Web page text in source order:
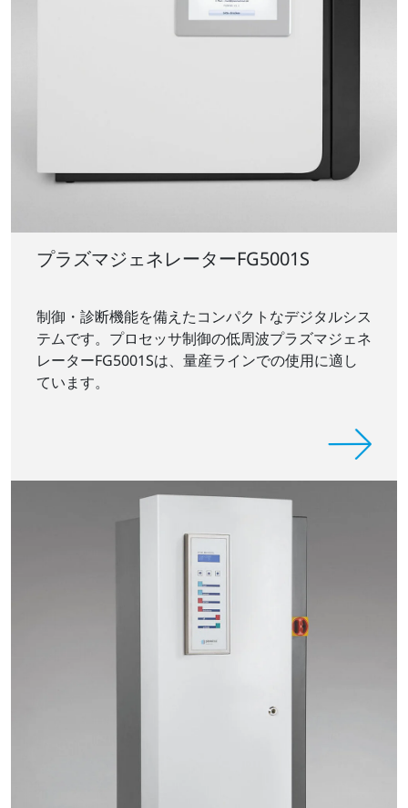
プラズマジェネレーターFG5001S
制御・診断機能を備えたコンパクトなデジタルシス
テムです。プロセッサ制御の低周波プラズマジェネ
レーターFG5001Sは、量産ラインでの使用に適し
ています。